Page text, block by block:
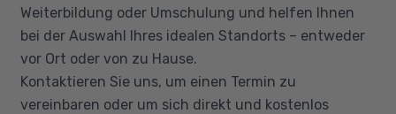
Fortgeschrittenes Freistellen in Photoshop
Animationserstellung mit Adobe Animate
Weiterbildung oder Umschulung und helfen Ihnen
bei der Auswahl Ihres idealen Standorts – entweder
vor Ort oder von zu Hause.
Kontaktieren Sie uns, um einen Termin zu
vereinbaren oder um sich direkt und kostenlos